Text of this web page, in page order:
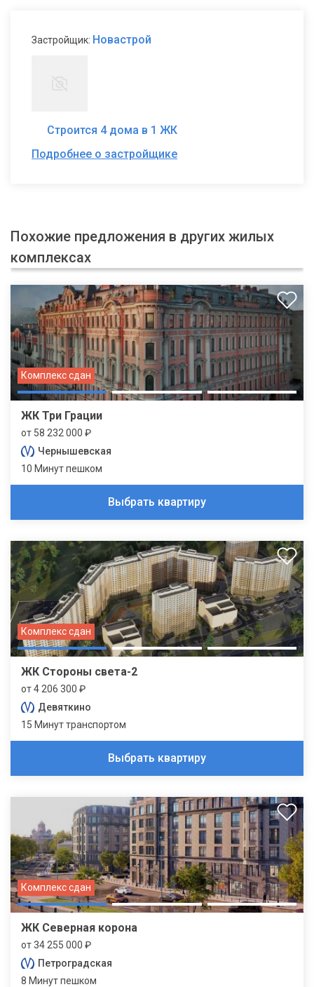
Застройщик: Новастрой
Строится 4 дома в 1 ЖК
Подробнее о застройщике
Похожие предложения в других жилых
комплексах
Комплекс сдан
ЖК Три Грации
от 58 232 000 ₽
Чернышевская
10 Минут пешком
Выбрать квартиру
Комплекс сдан
ЖК Стороны света-2
от 4 206 300 ₽
Девяткино
15 Минут транспортом
Выбрать квартиру
Комплекс сдан
ЖК Северная корона
от 34 255 000 ₽
Петроградская
8 Минут пешком